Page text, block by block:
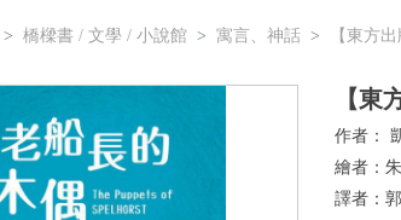
橋樑書 / 文學 / 小說館 寓言、神話 【東方
【東
作者：
繪者：
譯者：